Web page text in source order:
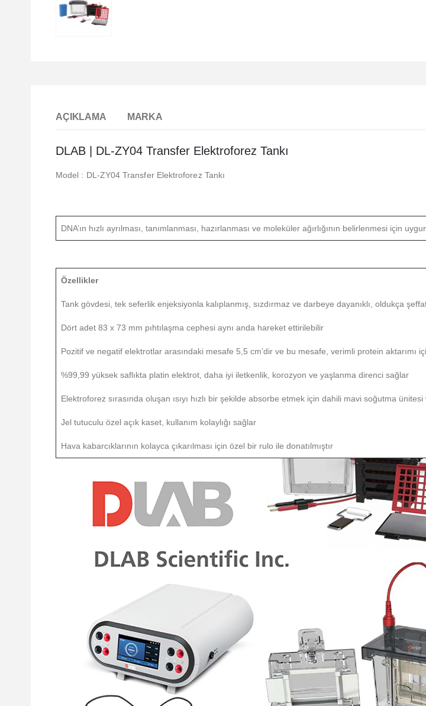
AÇIKLAMA MARKA
DLAB | DL-ZY04 Transfer Elektroforez Tankı
Model : DL-ZY04 Transfer Elektroforez Tankı
DNA’ın hızlı ayrılması, tanımlanması, hazırlanması ve moleküler ağırlığının belirlenmesi için
Özellikler
Tank gövdesi, tek seferlik enjeksiyonla kalıplanmış, sızdırmaz ve darbeye dayanıklı, oldukça
Dört adet 83 x 73 mm pıhtılaşma cephesi aynı anda hareket ettirilebilir
Pozitif ve negatif elektrotlar arasındaki mesafe 5,5 cm’dir ve bu mesafe, verimli protein aktarımı
%99,99 yüksek saflıkta platin elektrot, daha iyi iletkenlik, korozyon ve yaşlanma direnci sağlar
Elektroforez sırasında oluşan ısıyı hızlı bir şekilde absorbe etmek için dahili mavi soğutma ünitesi
Jel tutuculu özel açık kaset, kullanım kolaylığı sağlar
Hava kabarcıklarının kolayca çıkarılması için özel bir rulo ile donatılmıştır